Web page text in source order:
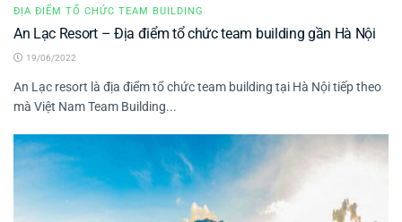
ĐỊA ĐIỂM TỔ CHỨC TEAM BUILDING
An Lạc Resort – Địa điểm tổ chức team building gần Hà Nội
19/06/2022
An Lạc resort là địa điểm tổ chức team building tại Hà Nội tiếp theo
mà Việt Nam Team Building...